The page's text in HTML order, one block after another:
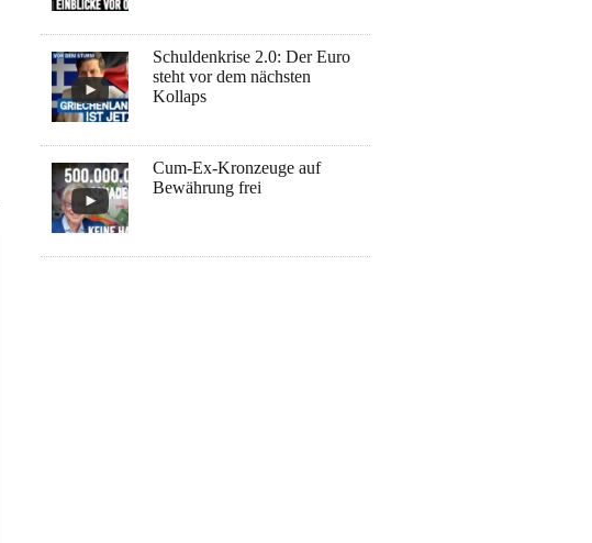
Schuldenkrise 2.0: Der Euro
steht vor dem nächsten
Kollaps
Cum-Ex-Kronzeuge auf
Bewährung frei